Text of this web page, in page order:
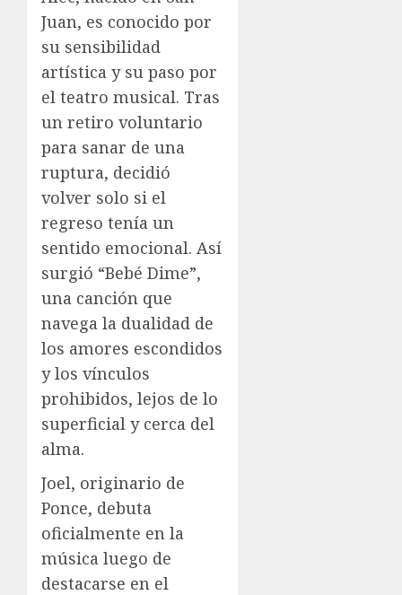
Juan, es conocido por
su sensibilidad
artística y su paso por
el teatro musical. Tras
un retiro voluntario
para sanar de una
ruptura, decidió
volver solo si el
regreso tenía un
sentido emocional. Así
surgió “Bebé Dime”,
una canción que
navega la dualidad de
los amores escondidos
y los vínculos
prohibidos, lejos de lo
superficial y cerca del
alma.
Joel, originario de
Ponce, debuta
oficialmente en la
música luego de
destacarse en el